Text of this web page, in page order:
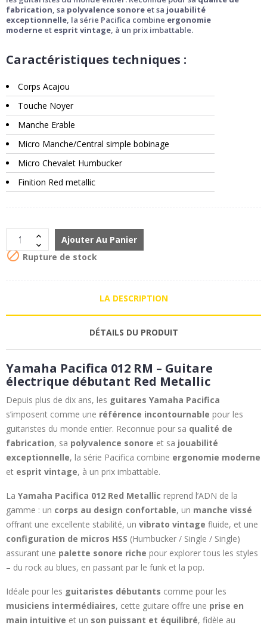
fabrication, sa polyvalence sonore et sa jouabilité
exceptionnelle, la série Pacifica combine ergonomie
moderne et esprit vintage, à un prix imbattable.
Caractéristiques techniques :
Corps Acajou
Touche Noyer
Manche Erable
Micro Manche/Central simple bobinage
Micro Chevalet Humbucker
Finition Red metallic
Ajouter Au Panier
 Rupture de stock
LA DESCRIPTION
DÉTAILS DU PRODUIT
Yamaha Pacifica 012 RM – Guitare
électrique débutant Red Metallic
Depuis plus de dix ans, les guitares Yamaha Pacifica
s’imposent comme une référence incontournable pour les
guitaristes du monde entier. Reconnue pour sa qualité de
fabrication, sa polyvalence sonore et sa jouabilité
exceptionnelle, la série Pacifica combine ergonomie moderne
et esprit vintage, à un prix imbattable.
La Yamaha Pacifica 012 Red Metallic reprend l’ADN de la
gamme : un corps au design confortable, un manche vissé
offrant une excellente stabilité, un vibrato vintage fluide, et une
configuration de micros HSS (Humbucker / Single / Single)
assurant une palette sonore riche pour explorer tous les styles
– du rock au blues, en passant par le funk et la pop.
Idéale pour les guitaristes débutants comme pour les
musiciens intermédiaires, cette guitare offre une prise en
main intuitive et un son puissant et équilibré, fidèle au